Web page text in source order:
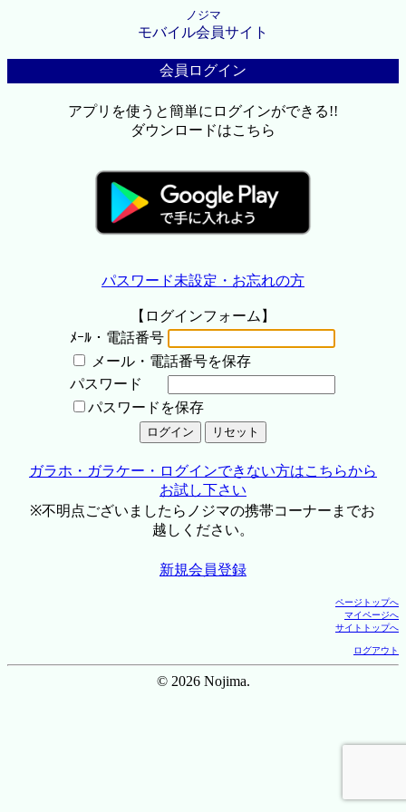
ノジマ
モバイル会員サイト
会員ログイン
アプリを使うと簡単にログインができる!!
ダウンロードはこちら
パスワード未設定・お忘れの方
【ログインフォーム】
ﾒｰﾙ・電話番号
メール・電話番号を保存
パスワード
パスワードを保存
ガラホ・ガラケー・ログインできない方はこちらから
お試し下さい
※不明点ございましたらノジマの携帯コーナーまでお
越しください。
新規会員登録
ページトップへ
マイページへ
サイトトップへ
ログアウト
© 2026 Nojima.